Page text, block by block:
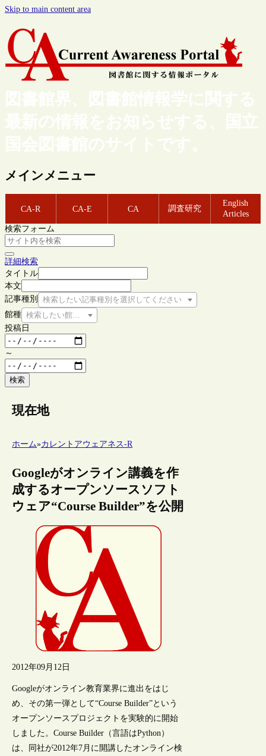
Skip to main content area
図書館界、図書館情報学に関する
最新の情報をお知らせする、国立
国会図書館のサイトです。
メインメニュー
CA-R CA-E CA 調査研究
English
Articles
検索フォーム
詳細検索
タイトル
本文
記事種別
検索したい記事種別を選択してください
館種 検索したい館種を選択してください
投稿日
～
検索
現在地
ホーム»カレントアウェアネス-R
Googleがオンライン講義を作
成するオープンソースソフト
ウェア“Course Builder”を公開
2012年09月12日
Googleがオンライン教育業界に進出をはじ
め、その第一弾として“Course Builder”という
オープンソースプロジェクトを実験的に開始
しました。Course Builder（言語はPython）
は、同社が2012年7月に開講したオンライン検